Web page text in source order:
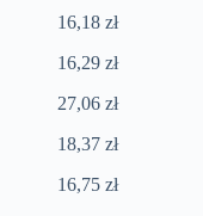
16,18 zł
16,29 zł
27,06 zł
18,37 zł
16,75 zł